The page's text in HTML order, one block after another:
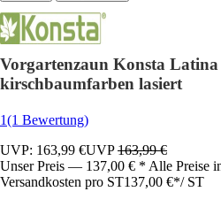
Vorgartenzaun Konsta Latina
kirschbaumfarben lasiert
1(1 Bewertung)
UVP: 163,99 €UVP163,99 €
Unser Preis — 137,00 € * Alle Preise
Versandkosten pro ST137,00 €*/ ST